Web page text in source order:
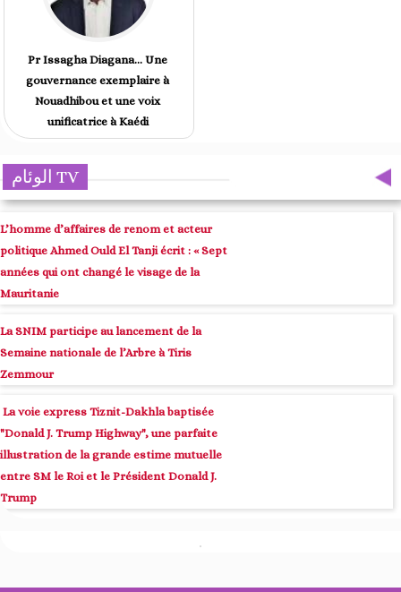
Pr Issagha Diagana… Une
gouvernance exemplaire à
Nouadhibou et une voix
unificatrice à Kaédi
الوئام TV
L’homme d’affaires de renom et acteur
politique Ahmed Ould El Tanji écrit : « Sept
années qui ont changé le visage de la
Mauritanie
La SNIM participe au lancement de la
Semaine nationale de l’Arbre à Tiris
Zemmour
La voie express Tiznit-Dakhla baptisée
"Donald J. Trump Highway", une parfaite
illustration de la grande estime mutuelle
entre SM le Roi et le Président Donald J.
Trump